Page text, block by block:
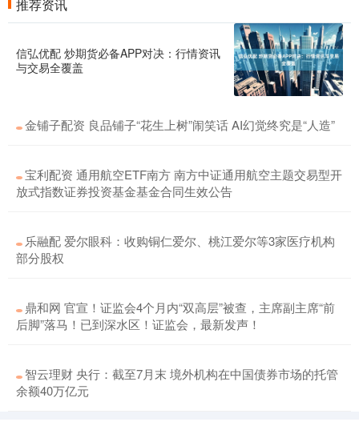
推荐资讯
信弘优配 炒期货必备APP对决：行情资讯
与交易全覆盖
金铺子配资 良品铺子“花生上树”闹笑话 AI幻觉终究是“人造”
宝利配资 通用航空ETF南方 南方中证通用航空主题交易型开
放式指数证券投资基金基金合同生效公告
乐融配 爱尔眼科：收购铜仁爱尔、桃江爱尔等3家医疗机构
部分股权
鼎和网 官宣！证监会4个月内“双高层”被查，主席副主席“前
后脚”落马！已到深水区！证监会，最新发声！
智云理财 央行：截至7月末 境外机构在中国债券市场的托管
余额40万亿元